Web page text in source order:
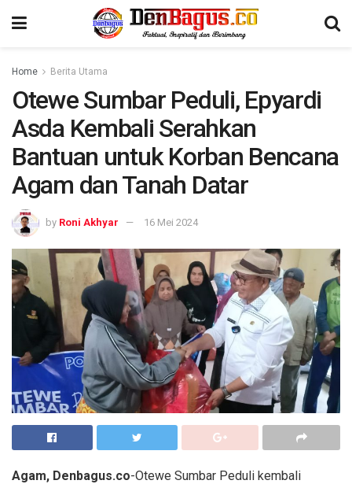
Home Berita Utama
Otewe Sumbar Peduli, Epyardi
Asda Kembali Serahkan
Bantuan untuk Korban Bencana
Agam dan Tanah Datar
by Roni Akhyar 16 Mei 2024
Agam, Denbagus.co-Otewe Sumbar Peduli kembali